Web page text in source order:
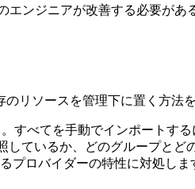
ンジニアが改善する必要があ
のリソースを管理下に置く方法
すべてを手動でインポートす
ているか、どのグループとど
プロバイダーの特性に対処しま